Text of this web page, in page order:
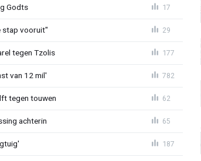
Godts 17
stap vooruit" 29
tegen Tzolis 177
van 12 mil' 782
tegen touwen 62
achterin 65
187